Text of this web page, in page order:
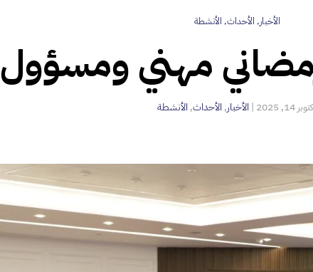
الأخبار, الأحداث, الأنشطة
مهني ومسؤول
14, 2025
| الأخبار, الأحداث, الأنشطة